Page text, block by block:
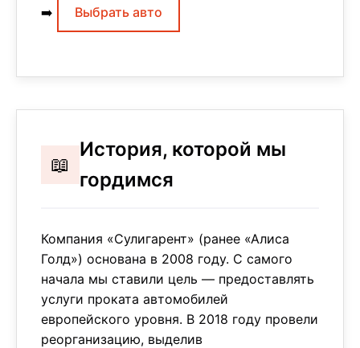
➡️ Выбрать авто
📖
История, которой мы
гордимся
Компания «Сулигарент» (ранее «Алиса
Голд») основана в 2008 году. С самого
начала мы ставили цель — предоставлять
услуги проката автомобилей
европейского уровня. В 2018 году провели
реорганизацию, выделив